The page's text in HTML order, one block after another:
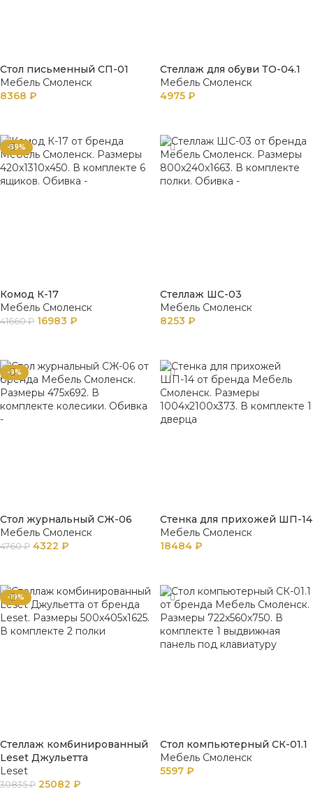
Стол письменный СП-01
Мебель Смоленск
8368 ₽
Стеллаж для обуви ТО-04.1
Мебель Смоленск
4975 ₽
-59%
Комод К-17
Мебель Смоленск
41660₽ 16983 ₽
Стеллаж ШС-03
Мебель Смоленск
8253 ₽
-9%
Стол журнальный СЖ-06
Мебель Смоленск
4760₽ 4322 ₽
Стенка для прихожей ШП-14
Мебель Смоленск
18484 ₽
-19%
Стеллаж комбинированный
Leset Джульетта
Leset
30835₽ 25082 ₽
Стол компьютерный СК-01.1
Мебель Смоленск
5597 ₽